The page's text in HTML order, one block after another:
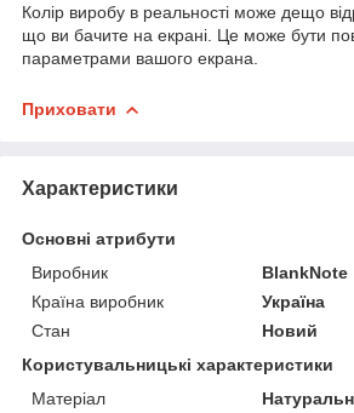
Колір виробу в реальності може дещо
що ви бачите на екрані. Це може бути
параметрами вашого екрана.
Приховати
Характеристики
Основні атрибути
Виробник
BlankNote
Країна виробник
Україна
Стан
Новий
Користувальницькі характеристики
Матеріал